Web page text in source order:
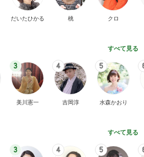
だいたひかる 桃 クロ
すべて見る
3
美川憲一
4
吉岡淳
5
水森かおり
すべて見る
3 4 5